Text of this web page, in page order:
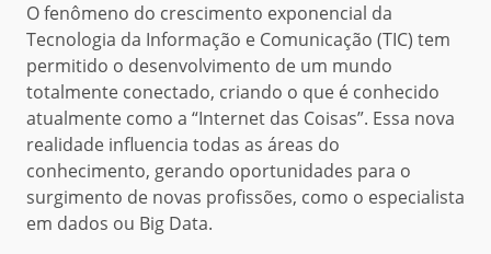
O fenômeno do crescimento exponencial da
Tecnologia da Informação e Comunicação (TIC) tem
permitido o desenvolvimento de um mundo
totalmente conectado, criando o que é conhecido
atualmente como a “Internet das Coisas”. Essa nova
realidade influencia todas as áreas do
conhecimento, gerando oportunidades para o
surgimento de novas profissões, como o especialista
em dados ou Big Data.